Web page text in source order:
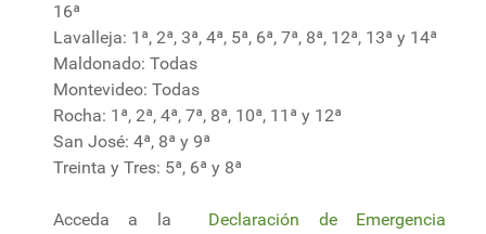
16ª
Lavalleja: 1ª, 2ª, 3ª, 4ª, 5ª, 6ª, 7ª, 8ª, 12ª, 13ª y 14ª
Maldonado: Todas
Montevideo: Todas
Rocha: 1ª, 2ª, 4ª, 7ª, 8ª, 10ª, 11ª y 12ª
San José: 4ª, 8ª y 9ª
Treinta y Tres: 5ª, 6ª y 8ª
Acceda a la Declaración de Emergencia